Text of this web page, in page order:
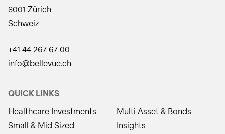
8001 Zürich
Schweiz
+41 44 267 67 00
info@bellevue.ch
QUICK LINKS
Healthcare Investments
Small & Mid Sized
Multi Asset & Bonds
Insights